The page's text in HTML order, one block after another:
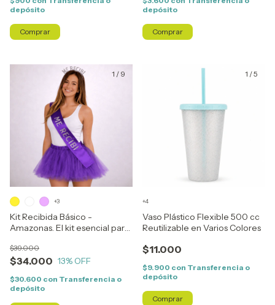
depósito
depósito
1 / 9
Kit Recibida Básico -
Amazonas. El kit esencial para
$34.000
$39.000
13% OFF
$30.600 con Transferencia o
depósito
+3
1 /5
Vaso Plástico Flexible 500 cc
Reutilizable en Varios Colores
$11.000
$9.900 con Transferencia o
depósito
+4
Comprar